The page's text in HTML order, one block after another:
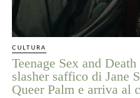
CULTURA
Teenage Sex and
slasher saffico di Jane
Queer Palm e arriva al